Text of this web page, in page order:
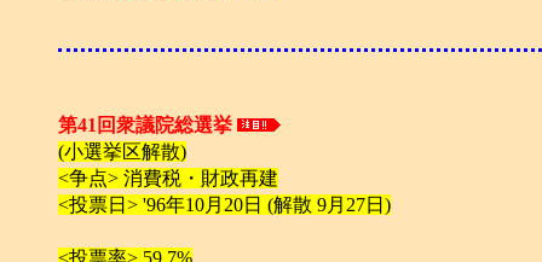
第41回衆議院総選挙
(小選挙区解散)
<争点> 消費税・財政再建
<投票日> '96年10月20日 (解散 9月27日)
<投票率> 59,7%